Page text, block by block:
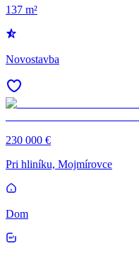
137 m²
Novostavba
230 000 €
Pri hliníku, Mojmírovce
Dom